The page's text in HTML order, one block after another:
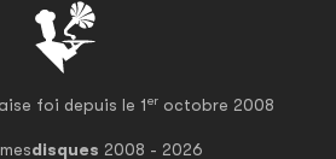
foi depuis le 1er octobre 2008
mesdisques 2008 - 2026